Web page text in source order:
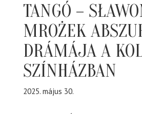
TANGÓ –
MROŻEK
DRÁMÁJA A
SZÍNHÁZBAN
2025. május 30.